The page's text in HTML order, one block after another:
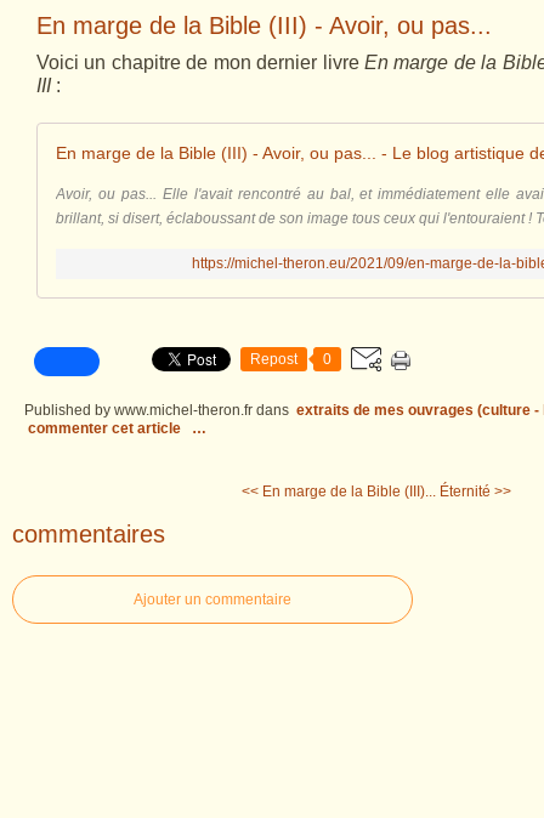
En marge de la Bible (III) - Avoir, ou pas...
Voici un chapitre de mon dernier livre En marge de la
III :
En marge de la Bible (III) - Avoir, ou pas... - Le blog artistique
Avoir, ou pas... Elle l'avait rencontré au bal, et immédiatement elle
brillant, si disert, éclaboussant de son image tous ceux qui l'entouraient !
https://michel-theron.eu/2021/09/en-marge-de-la-
Repost 0
Published by www.michel-theron.fr dans extraits de mes ouvrages (culture
commenter cet article
…
<< En marge de la Bible (III)... Éternité >>
commentaires
Ajouter un commentaire